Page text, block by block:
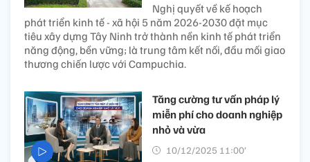
Nghị quyết về kế hoạch
phát triển kinh tế - xã hội 5 năm 2026-2030 đặt mục
tiêu xây dựng Tây Ninh trở thành nền kinh tế phát triển
năng động, bền vững; là trung tâm kết nối, đầu mối giao
thương chiến lược với Campuchia.
Tăng cường tư vấn pháp lý
miễn phí cho doanh nghiệp
nhỏ và vừa
10/12/2025 11:00’